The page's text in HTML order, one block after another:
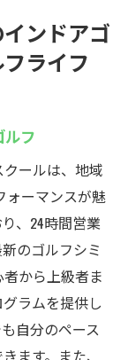
ンドアゴ
ライフ
ルフ
ールは、地域
ォーマンスが魅
、24時間営業
のゴルフシミ
から上級者ま
ラムを提供し
自分のペース
ます。また、